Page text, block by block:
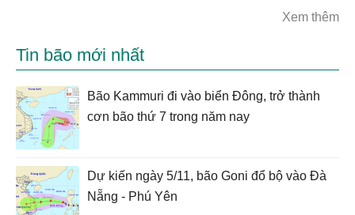
Xem thêm
Tin bão mới nhất
Bão Kammuri đi vào biển Đông, trở thành
cơn bão thứ 7 trong năm nay
Dự kiến ngày 5/11, bão Goni đổ bộ vào Đà
Nẵng - Phú Yên